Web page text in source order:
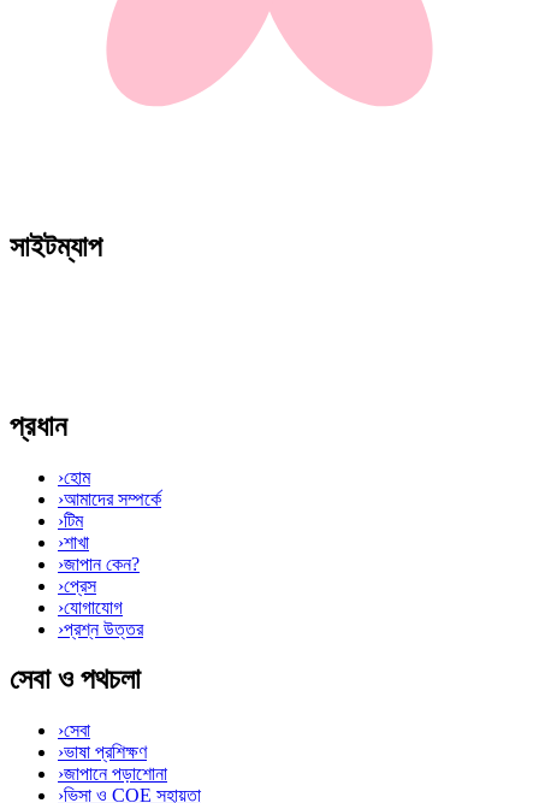
সাইটম্যাপ
প্রধান
›হোম
›আমাদের সম্পর্কে
›টিম
›শাখা
›জাপান কেন?
›প্রেস
›যোগাযোগ
›প্রশ্ন উত্তর
সেবা ও পথচলা
›সেবা
›ভাষা প্রশিক্ষণ
›জাপানে পড়াশোনা
›ভিসা ও COE সহায়তা